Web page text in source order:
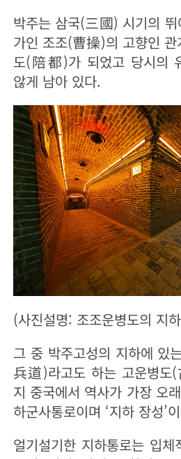
박주는 삼국(三國) 시기의
가인 조조(曹操)의 고향인
도(陪都)가 되었고 당시의
않게 남아 있다.
(사진설명: 조조운병도의 지
그 중 박주고성의 지하에 있
兵道)라고도 하는 고운병
지 중국에서 역사가 가장 오
하군사통로이며 ‘지하 장성’
얼기설기한 지하통로는 입